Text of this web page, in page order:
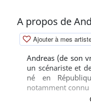
A propos de
Ajouter à mes
Andreas (de son
un scénariste et
né en
notamment connu